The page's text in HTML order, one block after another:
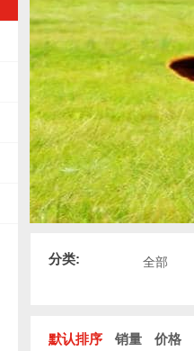
分类: 全部
默认排序 销量 价格